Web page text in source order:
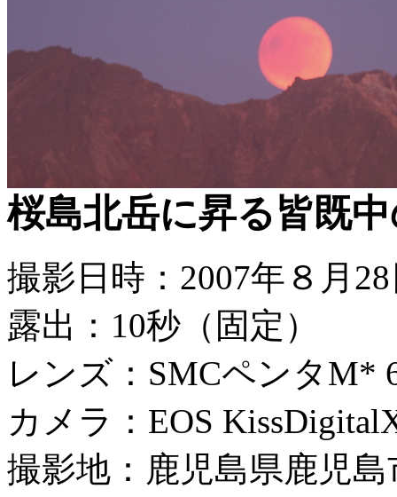
桜島北岳に昇る皆既
撮影日時：2007年８月
露出：10秒（固定）
レンズ：SMCペンタM*
カメラ：EOS
撮影地：鹿児島県鹿児島